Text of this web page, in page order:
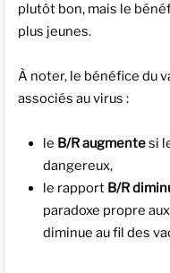
plutôt bon, mais le
plus jeunes.
À noter, le bénéfice du
associés au virus :
le B/R augmentesi
dangereux,
le rapport B/R
paradoxe propre
diminue au fil des